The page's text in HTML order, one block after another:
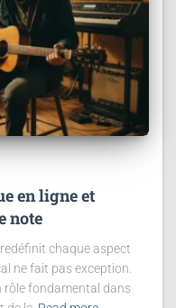
en ligne et
note
chaque aspect
ne fait pas exception.
rôle fondamental dans